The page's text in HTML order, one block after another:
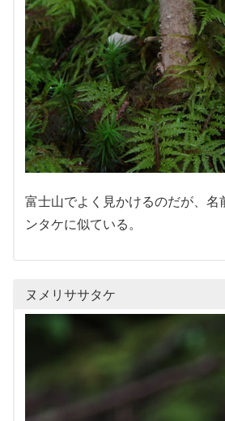
富士山でよく見かけるのだが、名
ンタケに似ている。
ヌメリササタケ